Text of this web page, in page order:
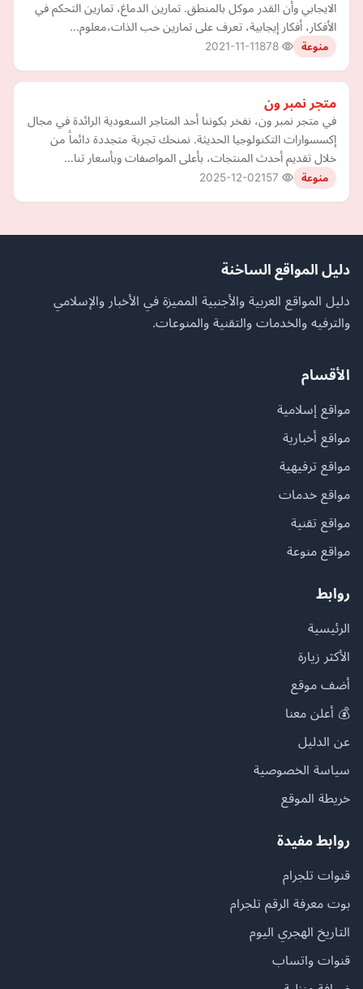
الايجابي وأن القدر موكل بالمنطق. تمارين الدماغ، تمارين التحكم في
الأفكار، أفكار إيجابية، تعرف على تمارين حب الذات،معلوم…
منوعة 2021-11-11
متجر نمبر ون
في متجر نمبر ون، نفخر بكوننا أحد المتاجر السعودية الرائدة في مجال
إكسسوارات التكنولوجيا الحديثة. نمنحك تجربة متجددة دائماً من
خلال تقديم أحدث المنتجات، بأعلى المواصفات وبأسعار تنا…
منوعة 2025-12-02
دليل المواقع الساخنة
دليل المواقع العربية والأجنبية المميزة في الأخبار والإسلامي
والترفيه والخدمات والتقنية والمنوعات.
الأقسام
مواقع إسلامية
مواقع أخبارية
مواقع ترفيهية
مواقع خدمات
مواقع تقنية
مواقع منوعة
روابط
الرئيسية
الأكثر زيارة
أضف موقع
💰 أعلن معنا
عن الدليل
سياسة الخصوصية
خريطة الموقع
روابط مفيدة
قنوات تلجرام
بوت معرفة الرقم تلجرام
التاريخ الهجري اليوم
قنوات واتساب